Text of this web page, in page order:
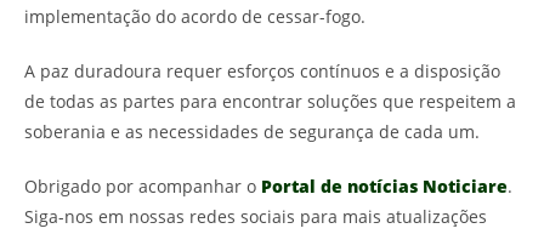
implementação do acordo de cessar-fogo.
A paz duradoura requer esforços contínuos e a disposição
de todas as partes para encontrar soluções que respeitem a
soberania e as necessidades de segurança de cada um.
Obrigado por acompanhar o Portal de notícias Noticiare.
Siga-nos em nossas redes sociais para mais atualizações